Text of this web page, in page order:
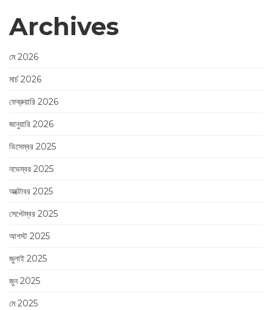
Archives
মে 2026
মার্চ 2026
ফেব্রুয়ারি 2026
জানুয়ারি 2026
ডিসেম্বর 2025
নভেম্বর 2025
অক্টোবর 2025
সেপ্টেম্বর 2025
আগস্ট 2025
জুলাই 2025
জুন 2025
মে 2025